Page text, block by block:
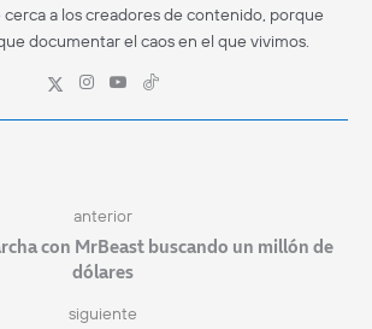
cerca a los creadores de contenido, porque
documentar el caos en el que vivimos.
anterior
con MrBeast buscando un millón de
dólares
siguiente